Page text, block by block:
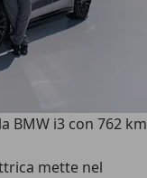
BMW i3 con 762 km
mette nel